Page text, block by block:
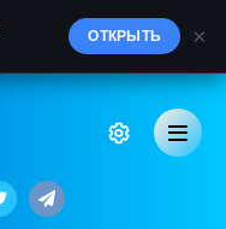
ОТКРЫТЬ ×